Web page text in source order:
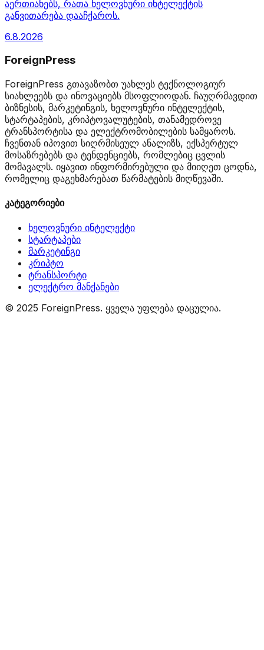
აერთიანებს, რათა ხელოვნური ინტელექტის
განვითარება დააჩქაროს.
6.8.2026
ForeignPress
ForeignPress გთავაზობთ უახლეს ტექნოლოგიურ
სიახლეებს და ინოვაციებს მსოფლიოდან. ჩაუღრმავდით
ბიზნესის, მარკეტინგის, ხელოვნური ინტელექტის,
სტარტაპების, კრიპტოვალუტების, თანამედროვე
ტრანსპორტისა და ელექტრომობილების სამყაროს.
ჩვენთან იპოვით სიღრმისეულ ანალიზს, ექსპერტულ
მოსაზრებებს და ტენდენციებს, რომლებიც ცვლის
მომავალს. იყავით ინფორმირებული და მიიღეთ ცოდნა,
რომელიც დაგეხმარებათ წარმატების მიღწევაში.
კატეგორიები
ხელოვნური ინტელექტი
სტარტაპები
მარკეტინგი
კრიპტო
ტრანსპორტი
ელექტრო მანქანები
© 2025 ForeignPress. ყველა უფლება დაცულია.